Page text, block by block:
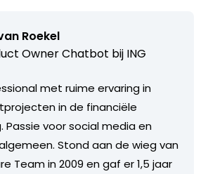
Roekel
Owner Chatbot bij ING
met ruime ervaring in
in de financiële
Passie voor social media en
Stond aan de wieg van
Team in 2009 en gaf er 1,5 jaar